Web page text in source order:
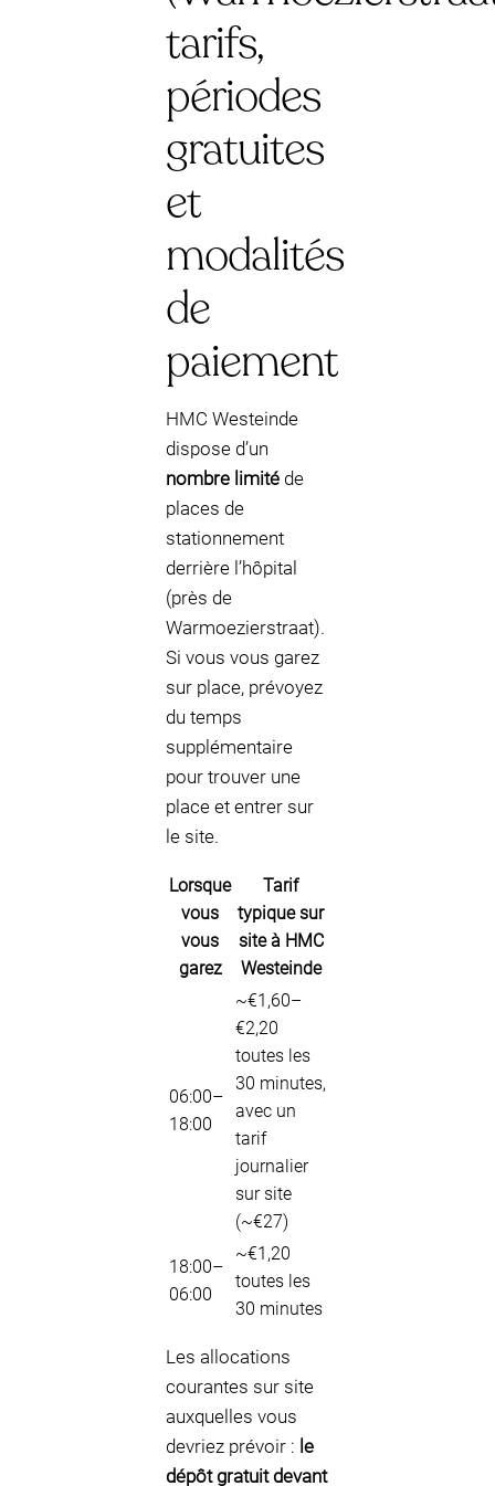
tarifs,
périodes
gratuites
et
modalités
de
paiement
HMC Westeinde
dispose d’un
nombre limité de
places de
stationnement
derrière l’hôpital
(près de
Warmoezierstraat).
Si vous vous garez
sur place, prévoyez
du temps
supplémentaire
pour trouver une
place et entrer sur
le site.
Lorsque
vous
vous
garez
Tarif
typique sur
site à HMC
Westeinde
06:00–
18:00
~€1,60–
€2,20
toutes les
30 minutes,
avec un
tarif
journalier
sur site
(~€27)
18:00–
06:00
~€1,20
toutes les
30 minutes
Les allocations
courantes sur site
auxquelles vous
devriez prévoir : le
dépôt gratuit devant